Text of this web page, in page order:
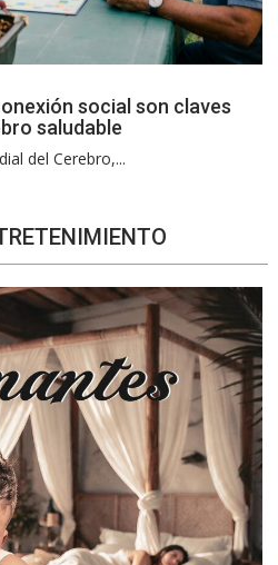
social son claves
saludable
del Cerebro,...